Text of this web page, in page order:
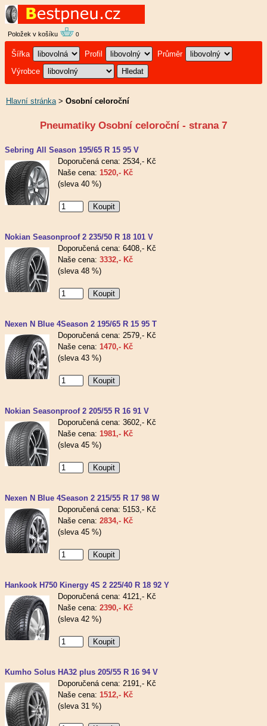
Položek v košíku 0
Šířka Profil
Průměr
Výrobce
Hlavní stránka> Osobní celoroční
Pneumatiky Osobní celoroční - strana 7
Sebring All Season 195/65 R 15 95 V
Doporučená cena: 2534,- Kč
Naše cena: 1520,- Kč
(sleva 40 %)
Nokian Seasonproof 2 235/50 R 18 101 V
Doporučená cena: 6408,- Kč
Naše cena: 3332,- Kč
(sleva 48 %)
Nexen N Blue 4Season 2 195/65 R 15 95 T
Doporučená cena: 2579,- Kč
Naše cena: 1470,- Kč
(sleva 43 %)
Nokian Seasonproof 2 205/55 R 16 91 V
Doporučená cena: 3602,- Kč
Naše cena: 1981,- Kč
(sleva 45 %)
Nexen N Blue 4Season 2 215/55 R 17 98 W
Doporučená cena: 5153,- Kč
Naše cena: 2834,- Kč
(sleva 45 %)
Hankook H750 Kinergy 4S 2 225/40 R 18 92 Y
Doporučená cena: 4121,- Kč
Naše cena: 2390,- Kč
(sleva 42 %)
Kumho Solus HA32 plus 205/55 R 16 94 V
Doporučená cena: 2191,- Kč
Naše cena: 1512,- Kč
(sleva 31 %)